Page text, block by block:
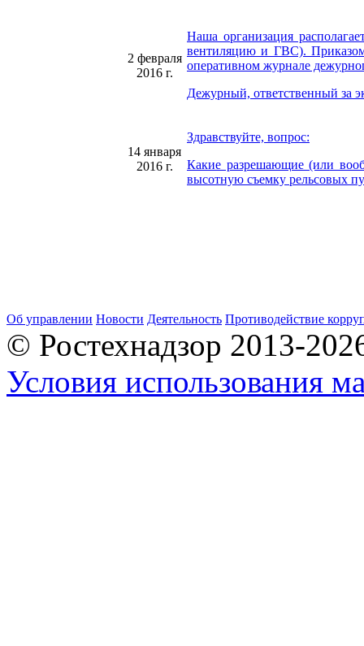
2 февраля
2016 г.
Наша организация
вентиляцию и ГВС). Приказом
оперативном журнале
Дежурный, ответственный за
14 января
2016 г.
Здравствуйте, вопрос:
Какие разрешающие (или
высотную съемку рельсовых
Об управлении Новости Деятельность Противодействие
© Ростехнадзор 2013-
Условия использования